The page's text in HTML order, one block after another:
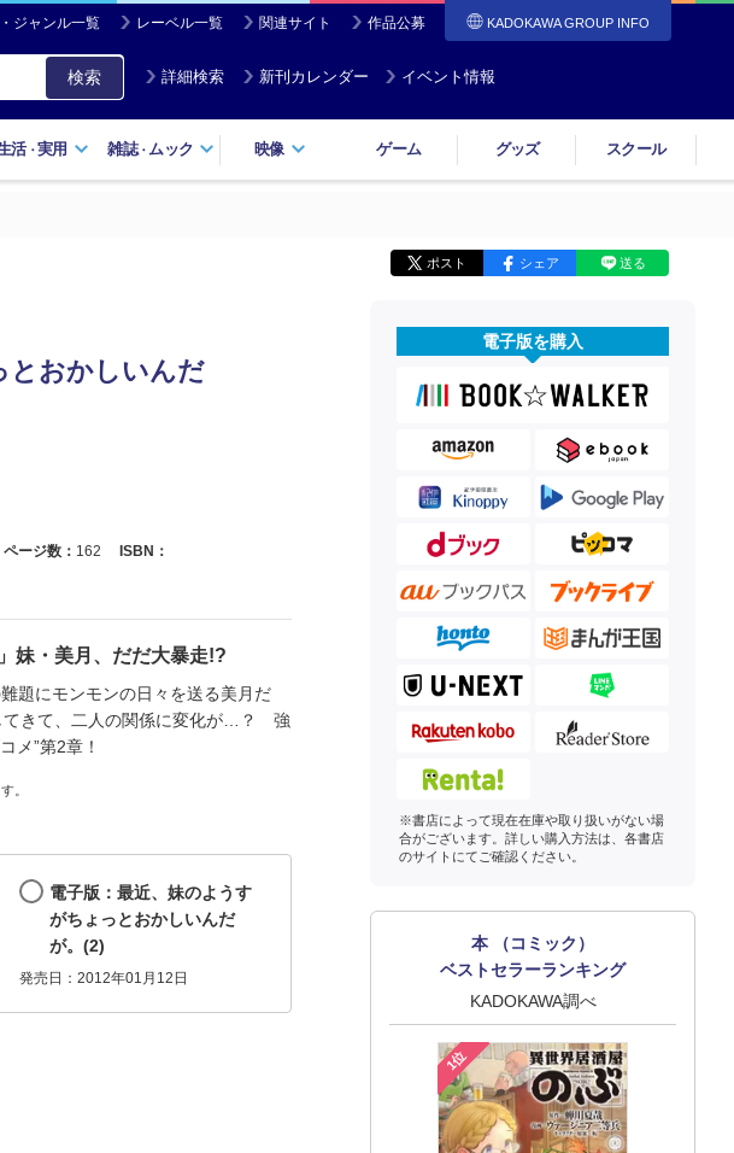
ジャンル一覧 レーベル一覧 関連サイト 作品公募 KADOKAWA GROUP INFO
検索 詳細検索 新刊カレンダー イベント情報
活・実用 雑誌・ ムック 映像 ゲーム グッズ スクール
ポスト シェア 送る
とおかしいんだ
ページ数： 162
ISBN：
妹・美月、だだ大暴走!?
題にモンモンの日々を送る美月だ
てきて、二人の関係に変化が…？ 強
メ”第2章！
。
電子版：最近、妹のようす
がちょっとおかしいんだ
が。(2)
発売日：2012年01月12日
電子版を購入
※書店によって現在在庫や取り扱いがない場
合がございます。詳しい購入方法は、各書店
のサイトにてご確認ください。
本 （コミック）
ベストセラーランキング
KADOKAWA調べ
1位